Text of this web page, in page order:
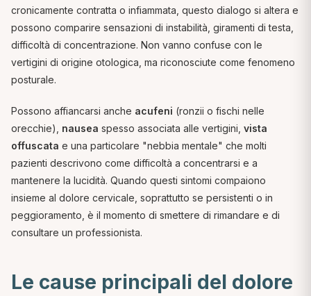
cronicamente contratta o infiammata, questo dialogo si altera e
possono comparire sensazioni di instabilità, giramenti di testa,
difficoltà di concentrazione. Non vanno confuse con le
vertigini di origine otologica, ma riconosciute come fenomeno
posturale.
Possono affiancarsi anche acufeni (ronzii o fischi nelle
orecchie), nausea spesso associata alle vertigini, vista
offuscata e una particolare "nebbia mentale" che molti
pazienti descrivono come difficoltà a concentrarsi e a
mantenere la lucidità. Quando questi sintomi compaiono
insieme al dolore cervicale, soprattutto se persistenti o in
peggioramento, è il momento di smettere di rimandare e di
consultare un professionista.
Le cause principali del dolore